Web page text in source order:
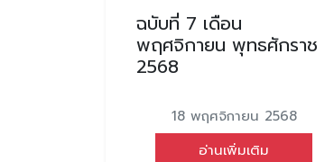
ฉบับที่ 7 เดือน
พฤศจิกายน พุทธศักราช
2568
18 พฤศจิกายน 2568
อ่านเพิ่มเติม